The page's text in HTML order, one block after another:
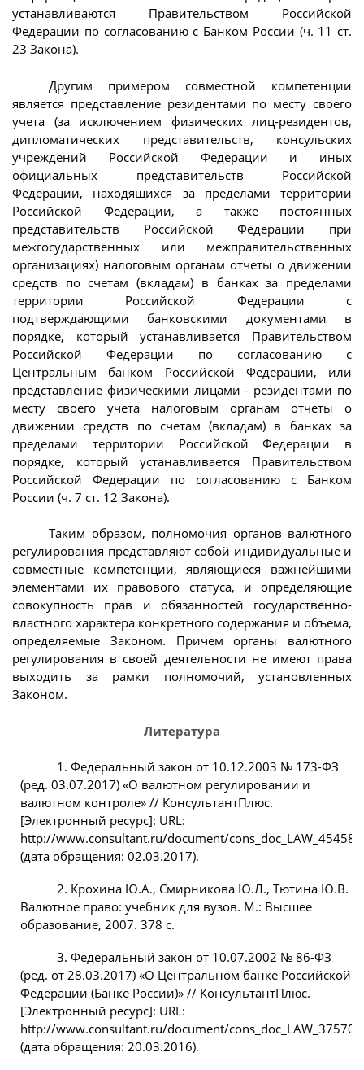
устанавливаются Правительством Российской
Федерации по согласованию с Банком России (ч. 11 ст.
23 Закона).
Другим примером совместной компетенции
является представление резидентами по месту своего
учета (за исключением физических лиц-резидентов,
дипломатических представительств, консульских
учреждений Российской Федерации и иных
официальных представительств Российской
Федерации, находящихся за пределами территории
Российской Федерации, а также постоянных
представительств Российской Федерации при
межгосударственных или межправительственных
организациях) налоговым органам отчеты о движении
средств по счетам (вкладам) в банках за пределами
территории Российской Федерации с
подтверждающими банковскими документами в
порядке, который устанавливается Правительством
Российской Федерации по согласованию с
Центральным банком Российской Федерации, или
представление физическими лицами - резидентами по
месту своего учета налоговым органам отчеты о
движении средств по счетам (вкладам) в банках за
пределами территории Российской Федерации в
порядке, который устанавливается Правительством
Российской Федерации по согласованию с Банком
России (ч. 7 ст. 12 Закона).
Таким образом, полномочия органов валютного
регулирования представляют собой индивидуальные и
совместные компетенции, являющиеся важнейшими
элементами их правового статуса, и определяющие
совокупность прав и обязанностей государственно-
властного характера конкретного содержания и объема,
определяемые Законом. Причем органы валютного
регулирования в своей деятельности не имеют права
выходить за рамки полномочий, установленных
Законом.
Литература
1. Федеральный закон от 10.12.2003 № 173-ФЗ
(ред. 03.07.2017) «О валютном регулировании и
валютном контроле» // КонсультантПлюс.
[Электронный ресурс]: URL:
http://www.consultant.ru/document/cons_doc_LAW_45458/
(дата обращения: 02.03.2017).
2. Крохина Ю.А., Смирникова Ю.Л., Тютина Ю.В.
Валютное право: учебник для вузов. М.: Высшее
образование, 2007. 378 с.
3. Федеральный закон от 10.07.2002 № 86-ФЗ
(ред. от 28.03.2017) «О Центральном банке Российской
Федерации (Банке России)» // КонсультантПлюс.
[Электронный ресурс]: URL:
http://www.consultant.ru/document/cons_doc_LAW_37570/
(дата обращения: 20.03.2016).